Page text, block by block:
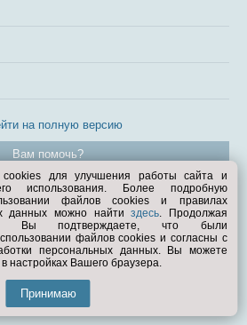
на полную версию
Вам помочь?
Exist.ru 1998—2026
для улучшения работы сайта и
использования. Более подробную
файлов cookies и правилах
данных можно найтиздесь. Продолжая
Вы подтверждаете, что были
файлов cookies и согласны с
персональных данных. Вы можете
настройках Вашего браузера.
Принимаю